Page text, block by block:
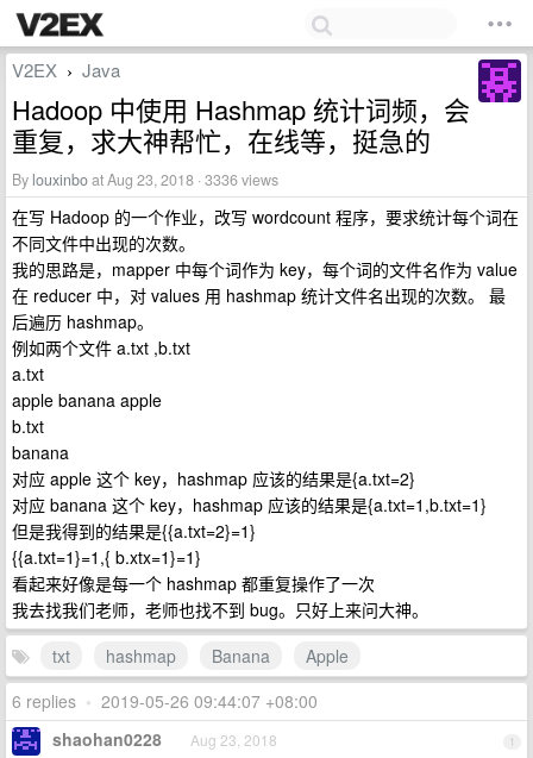
V2EX › Java
Hadoop 中使用 Hashmap 统计词频，会
重复，求大神帮忙，在线等，挺急的
By louxinboat Aug 23, 2018 · 3336 views
在写 Hadoop 的一个作业，改写 wordcount 程序，要求统计每个词在
不同文件中出现的次数。
我的思路是，mapper 中每个词作为 key，每个词的文件名作为 value
在 reducer 中，对 values 用 hashmap 统计文件名出现的次数。 最
后遍历 hashmap。
例如两个文件 a.txt ,b.txt
a.txt
apple banana apple
b.txt
banana
对应 apple 这个 key，hashmap 应该的结果是{a.txt=2}
对应 banana 这个 key，hashmap 应该的结果是{a.txt=1,b.txt=1}
但是我得到的结果是{{a.txt=2}=1}
{{a.txt=1}=1,{ b.xtx=1}=1}
看起来好像是每一个 hashmap 都重复操作了一次
我去找我们老师，老师也找不到 bug。只好上来问大神。
txt
hashmap Banana
Apple
6 replies • 2019-05-26 09:44:07 +08:00
1
shaohan0228 Aug 23, 2018